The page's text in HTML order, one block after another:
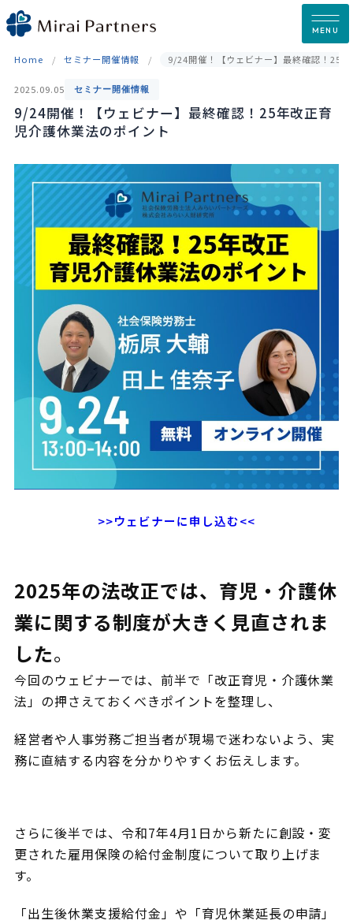
Skip
to
MENU
Home セミナー開催情報 9/24開催！【ウェビナー】最終確認！25
2025.09.05 セミナー開催情報
9/24開催！【ウェビナー】最終確認！25年改正育
児介護休業法のポイント
>>ウェビナーに申し込む<<
2025年の法改正では、育児・介護休
業に関する制度が大きく見直されま
した。
今回のウェビナーでは、前半で「改正育児・介護休業
法」の押さえておくべきポイントを整理し、
経営者や人事労務ご担当者が現場で迷わないよう、実
務に直結する内容を分かりやすくお伝えします。
さらに後半では、令和7年4月1日から新たに創設・変
更された雇用保険の給付金制度について取り上げま
す。
「出生後休業支援給付金」や「育児休業延長の申請」